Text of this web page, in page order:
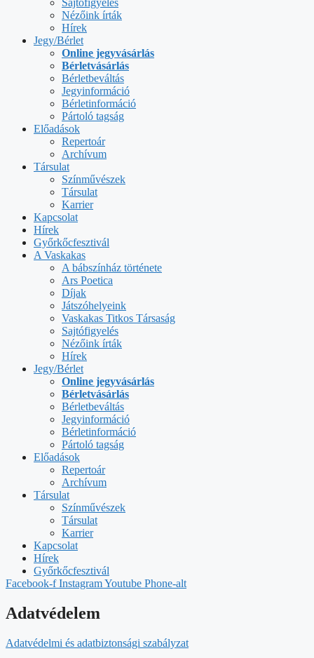
Sajtófigyelés
Nézőink írták
Hírek
Jegy/Bérlet
Online jegyvásárlás
Bérletvásárlás
Bérletbeváltás
Jegyinformáció
Bérletinformáció
Pártoló tagság
Előadások
Repertoár
Archívum
Társulat
Színművészek
Társulat
Karrier
Kapcsolat
Hírek
Győrkőcfesztivál
A Vaskakas
A bábszínház története
Ars Poetica
Díjak
Játszóhelyeink
Vaskakas Titkos Társaság
Sajtófigyelés
Nézőink írták
Hírek
Jegy/Bérlet
Online jegyvásárlás
Bérletvásárlás
Bérletbeváltás
Jegyinformáció
Bérletinformáció
Pártoló tagság
Előadások
Repertoár
Archívum
Társulat
Színművészek
Társulat
Karrier
Kapcsolat
Hírek
Győrkőcfesztivál
Facebook-f InstagramYoutube Phone-alt
Adatvédelem
Adatvédelmi és adatbiztonsági szabályzat